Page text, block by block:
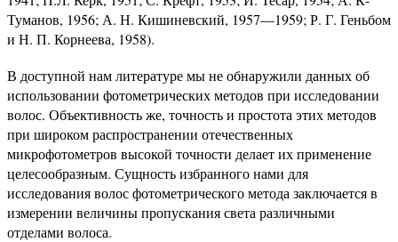
Туманов, 1956; А. Н. Кишиневский, 1957—1959; Р. Г. Геньбом
и Н. П. Корнеева, 1958).
В доступной нам литературе мы не обнаружили данных об
использовании фотометрических методов при исследовании
волос. Объективность же, точность и простота этих методов
при широком распространении отечественных
микрофотометров высокой точности делает их применение
целесообразным. Сущность избранного нами для
исследования волос фотометрического метода заключается в
измерении величины пропускания света различными
отделами волоса.